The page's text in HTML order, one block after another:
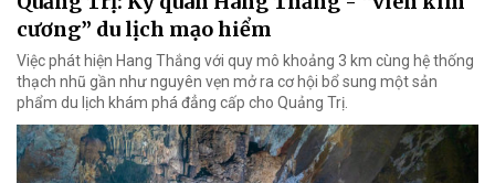
cương” du lịch mạo hiểm
Việc phát hiện Hang Thắng với quy mô khoảng 3 km cùng hệ thống
thạch nhũ gần như nguyên vẹn mở ra cơ hội bổ sung một sản
phẩm du lịch khám phá đẳng cấp cho Quảng Trị.